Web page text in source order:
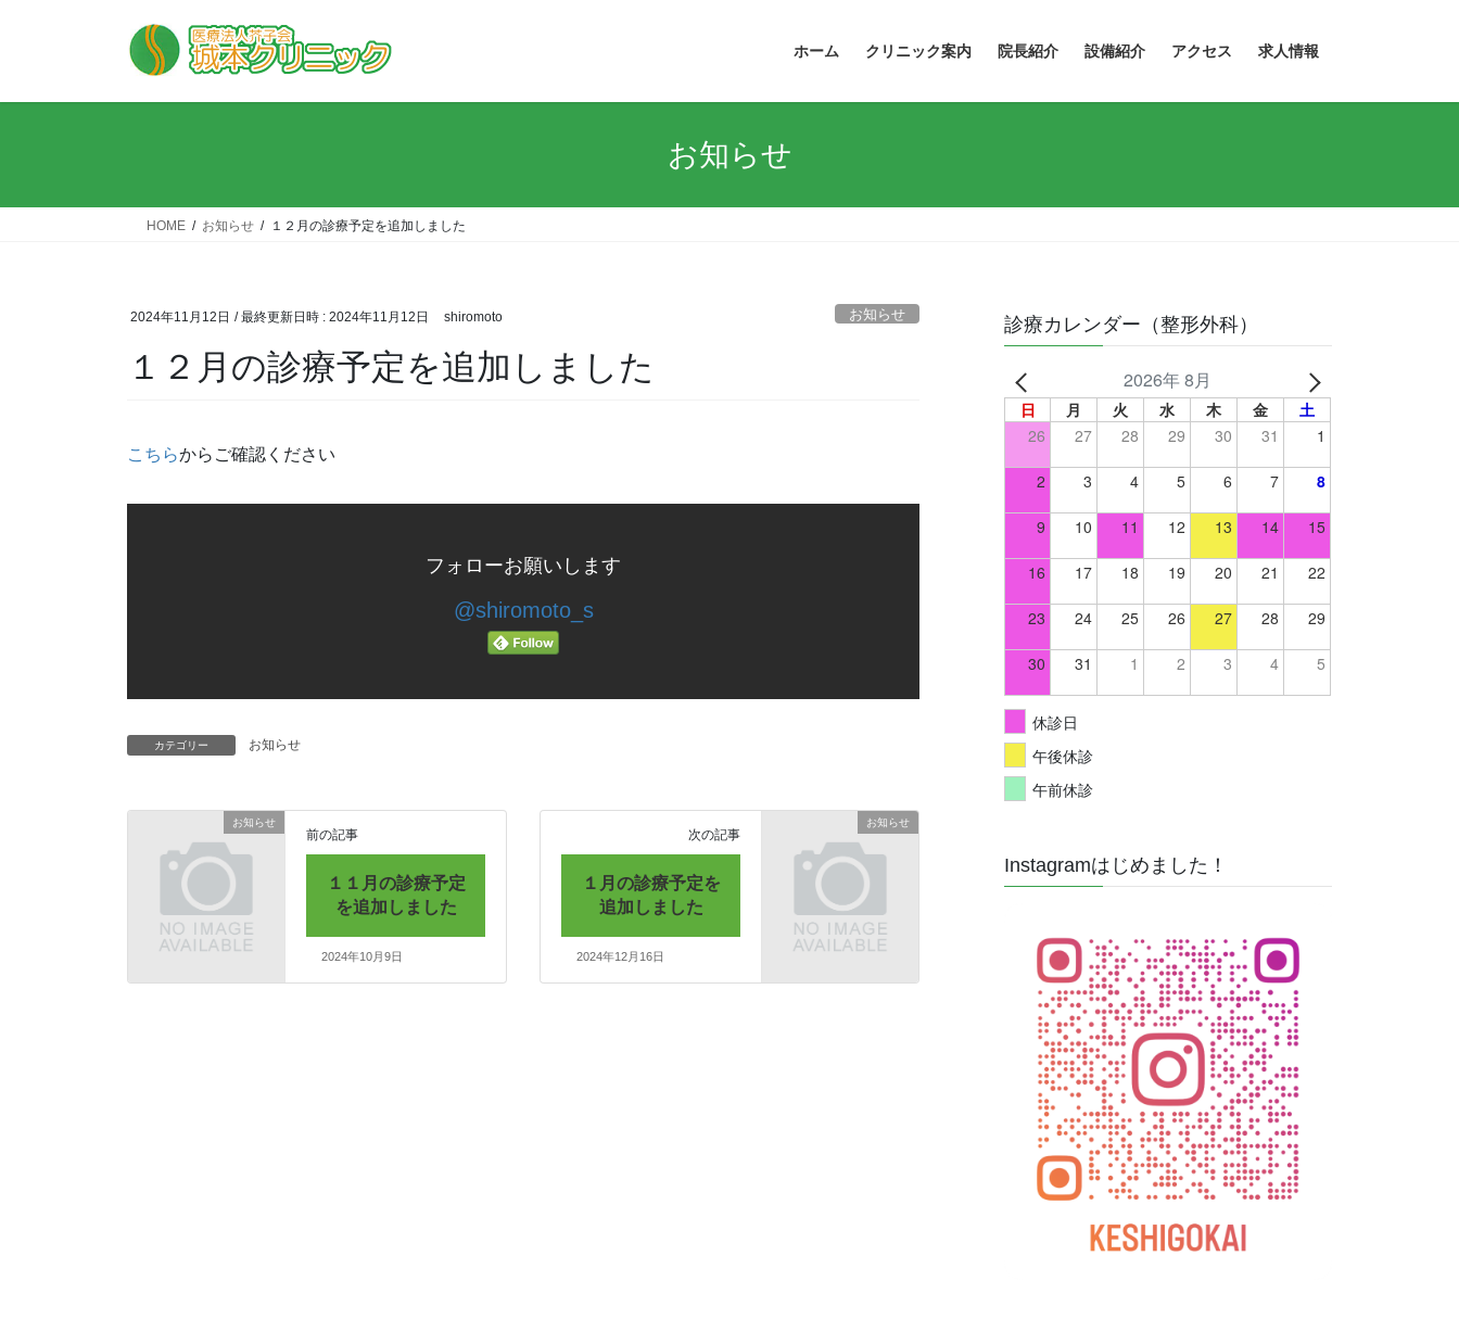
ホーム クリニック案内 院長紹介 設備紹介 アクセス 求人情報
お知らせ
HOME お知らせ １２月の診療予定を追加しました
2024年11月12日 / 最終更新日時 : 2024年11月12日 shiromoto お知らせ
１２月の診療予定を追加しました
こちらからご確認ください
フォローお願いします
@shiromoto_s
カテゴリー お知らせ
お知らせ
前の記事
１１月の診療予定
を追加しました
2024年10月9日
お知らせ
次の記事
１月の診療予定を
追加しました
2024年12月16日
診療カレンダー（整形外科）
2026年 8月
日 月 火 水 木 金
土
26
27 28 29 30 31 1
2 3 4 5 6 7 8
9 10 11 12 13 14 15
16 17 18 19 20 21 22
23 24 25 26 27 28 29
30 31 1 2 3 4 5
休診日
午後休診
午前休診
Instagramはじめました！